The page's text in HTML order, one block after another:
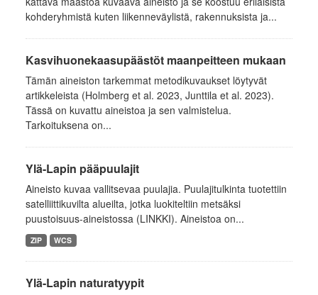
kohderyhmistä kuten liikenneväylistä, rakennuksista ja...
Kasvihuonekaasupäästöt maanpeitteen mukaan
Tämän aineiston tarkemmat metodikuvaukset löytyvät
artikkeleista (Holmberg et al. 2023, Junttila et al. 2023).
Tässä on kuvattu aineistoa ja sen valmistelua.
Tarkoituksena on...
Ylä-Lapin pääpuulajit
Aineisto kuvaa vallitsevaa puulajia. Puulajitulkinta tuotettiin
satelliittikuvilta alueilta, jotka luokiteltiin metsäksi
puustoisuus-aineistossa (LINKKI). Aineistoa on...
ZIP WCS
Ylä-Lapin naturatyypit